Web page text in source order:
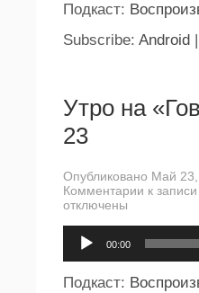
Подкаст:
Subscribe: Android |
Утро на
23
Опубликовано Май
Комментарии к
отключены
00:00
Подкаст: